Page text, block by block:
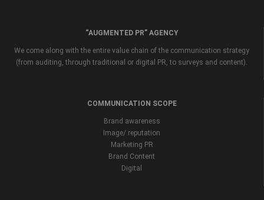
“AUGMENTED PR” AGENCY
We come along with the entire value chain of the communication strategy
(from auditing, through traditional or digital PR, to surveys and content).
COMMUNICATION SCOPE
Brand awareness
Image/ reputation
Marketing PR
Brand Content
Digital